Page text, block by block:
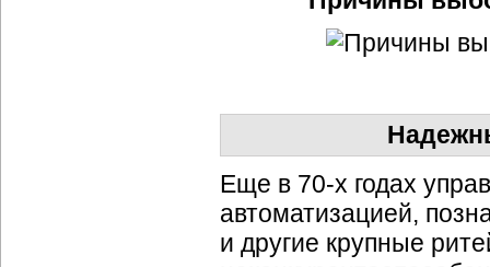
Еще в 70-х годах
автоматизацией,
и другие крупные